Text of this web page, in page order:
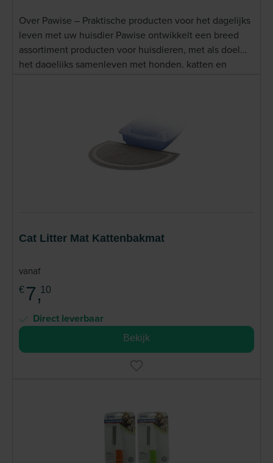
Over Pawise – Praktische producten voor het dagelijks
leven met uw huisdier Pawise ontwikkelt een breed
assortiment producten voor huisdieren, met als doel
het dagelijks samenleven met honden, katten en
assortiment staat het welzijn van huisdieren centraal,
waarbij producten worden ontworpen om aan te
sluiten bij de dagelijkse behoeften van zowel dier als
Cat Litter Mat Kattenbakmat
vanaf
€ 7,10
Direct leverbaar
Bekijk